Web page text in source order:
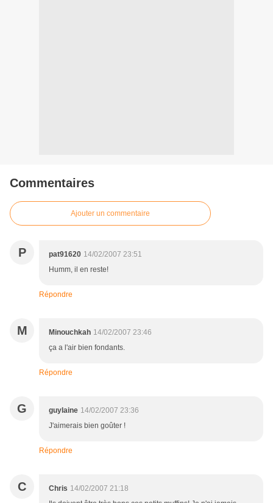
Commentaires
Ajouter un commentaire
P pat91620 14/02/2007 23:51
Humm, il en reste!
Répondre
M Minouchkah 14/02/2007 23:46
ça a l'air bien fondants.
Répondre
G guylaine 14/02/2007 23:36
J'aimerais bien goûter !
Répondre
C Chris 14/02/2007 21:18